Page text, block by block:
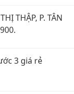
THẬP, P. TÂN
3 giá rẻ